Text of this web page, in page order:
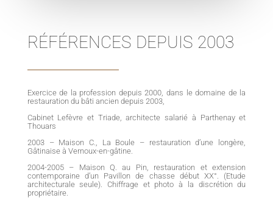
RÉFÉRENCES DEPUIS 2003
Exercice de la profession depuis 2000, dans le domaine de la
restauration du bâti ancien depuis 2003,
Cabinet Lefèvre et Triade, architecte salarié à Parthenay et
Thouars
2003 – Maison C., La Boule – restauration d’une longère,
Gâtinaise à Vernoux-en-gâtine.
2004-2005 – Maison Q. au Pin, restauration et extension
contemporaine d’un Pavillon de chasse début XX°. (Etude
architecturale seule). Chiffrage et photo à la discrétion du
propriétaire.